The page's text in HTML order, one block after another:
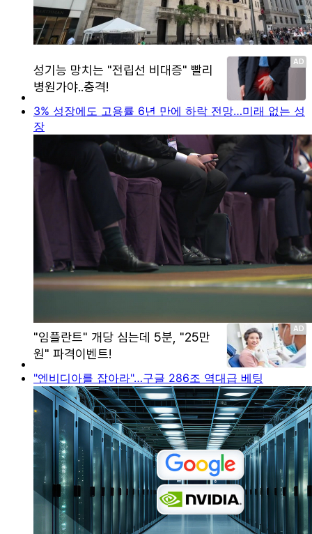
3% 성장에도 고용률 6년 만에 하락 전망…미래 없는 성
장
"엔비디아를 잡아라"…구글 286조 역대급 베팅